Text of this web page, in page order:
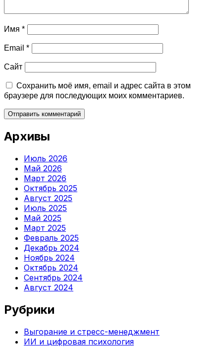
Имя *
Email *
Сайт
Сохранить моё имя, email и адрес сайта в этом
браузере для последующих моих комментариев.
Архивы
Июль 2026
Май 2026
Март 2026
Октябрь 2025
Август 2025
Июль 2025
Май 2025
Март 2025
Февраль 2025
Декабрь 2024
Ноябрь 2024
Октябрь 2024
Сентябрь 2024
Август 2024
Рубрики
Выгорание и стресс-менеджмент
ИИ и цифровая психология